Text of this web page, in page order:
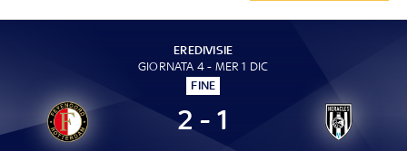
EREDIVISIE
GIORNATA 4 - MER 1 DIC
FINE
2 - 1